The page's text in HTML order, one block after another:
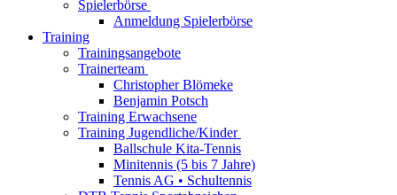
Spielerbörse
Anmeldung Spielerbörse
Training
Trainingsangebote
Trainerteam
Christopher Blömeke
Benjamin Potsch
Training Erwachsene
Training Jugendliche/Kinder
Ballschule Kita-Tennis
Minitennis (5 bis 7 Jahre)
Tennis AG • Schultennis